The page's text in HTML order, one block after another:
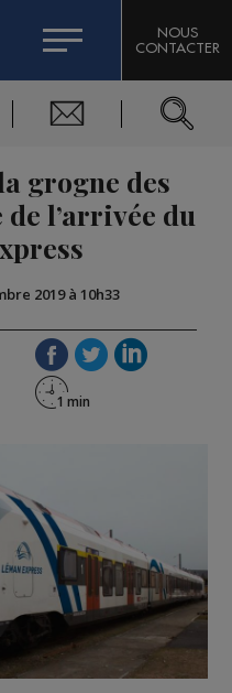
DE L'EXPERT
SKIABLES
BLANC
NOUS
CONTACTER
grogne des
l’arrivée du
2019 à 10h33